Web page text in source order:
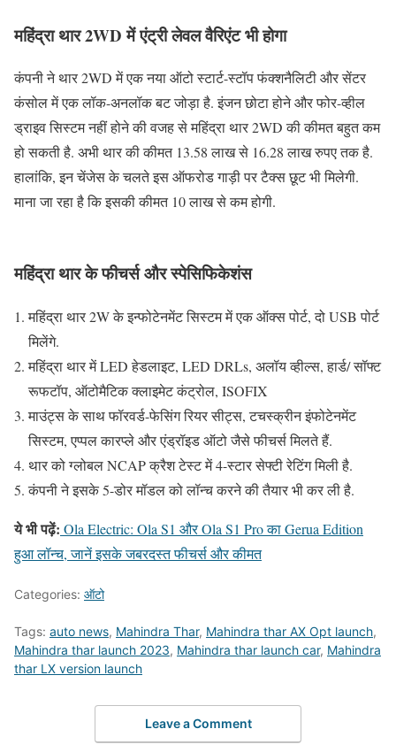
महिंद्रा थार 2WD में एंट्री लेवल वैरिएंट भी होगा
कंपनी ने थार 2WD में एक नया ऑटो स्टार्ट-स्टॉप फंक्शनैलिटी और सेंटर
कंसोल में एक लॉक-अनलॉक बट जोड़ा है. इंजन छोटा होने और फोर-व्हील
ड्राइव सिस्टम नहीं होने की वजह से महिंद्रा थार 2WD की कीमत बहुत कम
हो सकती है. अभी थार की कीमत 13.58 लाख से 16.28 लाख रुपए तक है.
हालांकि, इन चेंजेस के चलते इस ऑफरोड गाड़ी पर टैक्स छूट भी मिलेगी.
माना जा रहा है कि इसकी कीमत 10 लाख से कम होगी.
महिंद्रा थार के फीचर्स और स्पेसिफिकेशंस
महिंद्रा थार 2W के इन्फोटेनमेंट सिस्टम में एक ऑक्स पोर्ट, दो USB पोर्ट
मिलेंगे.
महिंद्रा थार में LED हेडलाइट, LED DRLs, अलॉय व्हील्स, हार्ड/ सॉफ्ट
रूफटॉप, ऑटोमैटिक क्लाइमेट कंट्रोल, ISOFIX
माउंट्स के साथ फॉरवर्ड-फेसिंग रियर सीट्स, टचस्क्रीन इंफोटेनमेंट
सिस्टम, एप्पल कारप्ले और एंड्रॉइड ऑटो जैसे फीचर्स मिलते हैं.
थार को ग्लोबल NCAP क्रैश टेस्ट में 4-स्टार सेफ्टी रेटिंग मिली है.
कंपनी ने इसके 5-डोर मॉडल को लॉन्च करने की तैयार भी कर ली है.
ये भी पढ़ें: Ola Electric: Ola S1 और Ola S1 Pro का Gerua Edition
हुआ लॉन्च, जानें इसके जबरदस्त फीचर्स और कीमत
Categories: ऑटो
Tags: auto news, Mahindra Thar, Mahindra thar AX Opt launch,
Mahindra thar launch 2023, Mahindra thar launch car, Mahindra
thar LX version launch
Leave a Comment